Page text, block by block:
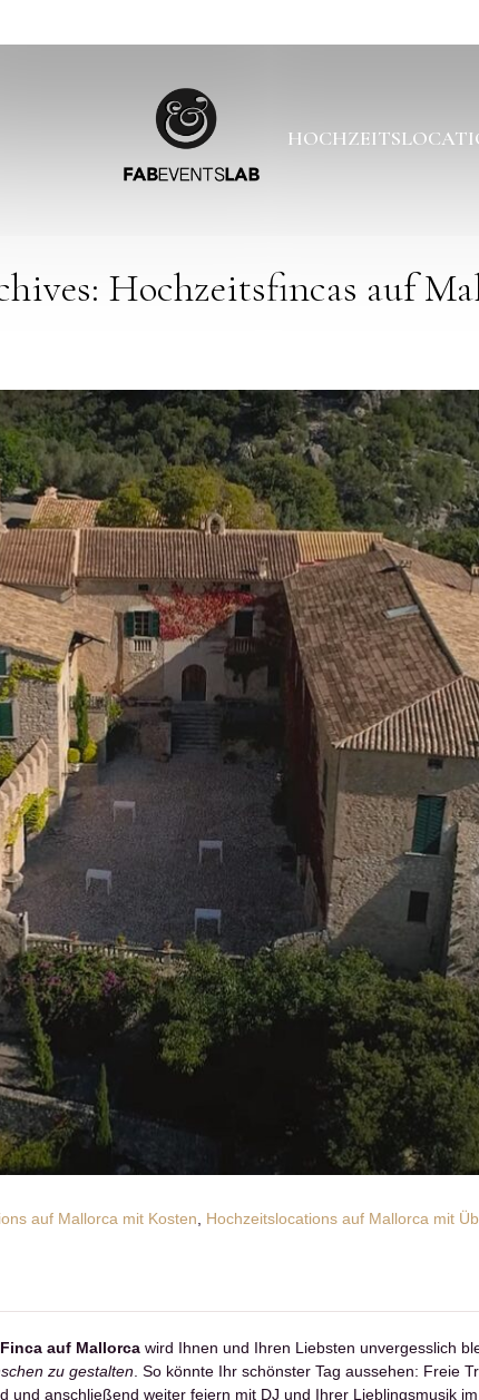
Hochzeitsfincas auf
auf Mallorca mit Kosten Hochzeitslocations auf Mallorca mit
auf Mallorca wird Ihnen und Ihren Liebsten unvergesslich
zu gestalten . So könnte Ihr schönster Tag aussehen: Freie
und anschließend weiter feiern mit DJ und Ihrer Lieblingsmusik